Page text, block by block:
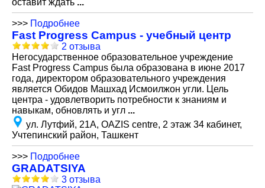
оставит ждать ...
>>> Подробнее
Fast Progress Campus - учебный центр
2 отзыва
Негосударственное образовательное учреждение
Fast Progress Campus была образована в июне 2017
года, директором образовательного учреждения
является Обидов Машхад Исмоилжон угли. Цель
центра - удовлетворить потребности к знаниям и
навыкам, обновлять и угл ...
ул. Лутфий, 21А, OAZIS centre, 2 этаж 34 кабинет,
Учтепинский район, Ташкент
>>> Подробнее
GRADATSIYA
3 отзыва